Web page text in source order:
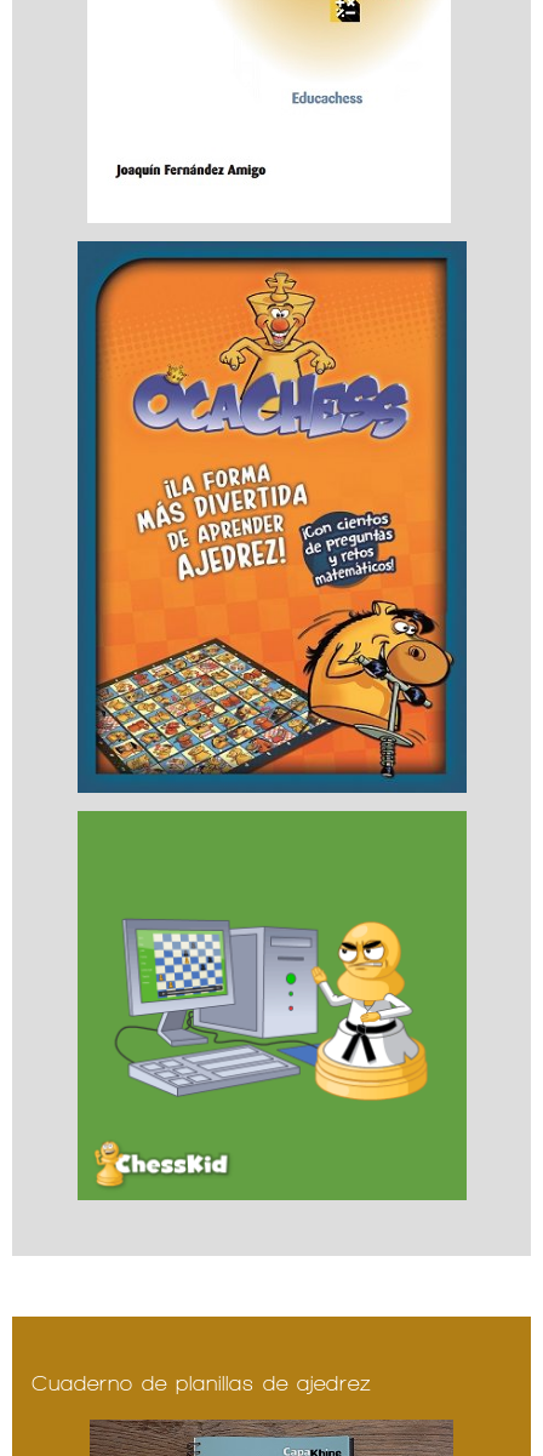
Cuaderno de planillas de ajedrez